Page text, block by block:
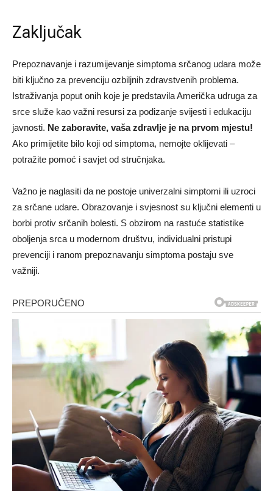
Zaključak
Prepoznavanje i razumijevanje simptoma srčanog udara može
biti ključno za prevenciju ozbiljnih zdravstvenih problema.
Istraživanja poput onih koje je predstavila Američka udruga za
srce služe kao važni resursi za podizanje svijesti i edukaciju
javnosti. Ne zaboravite, vaša zdravlje je na prvom mjestu!
Ako primijetite bilo koji od simptoma, nemojte oklijevati –
potražite pomoć i savjet od stručnjaka.
Važno je naglasiti da ne postoje univerzalni simptomi ili uzroci
za srčane udare. Obrazovanje i svjesnost su ključni elementi u
borbi protiv srčanih bolesti. S obzirom na rastuće statistike
oboljenja srca u modernom društvu, individualni pristupi
prevenciji i ranom prepoznavanju simptoma postaju sve
važniji.